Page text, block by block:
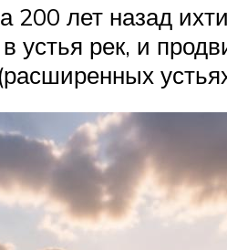
200 лет назад
устья рек, и